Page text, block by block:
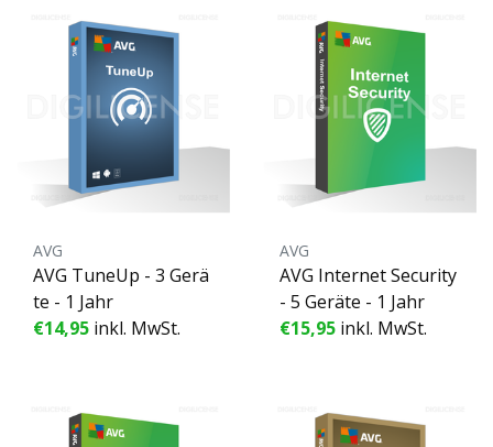
AVG
AVG TuneUp - 3 Gerä
te - 1 Jahr
€14,95 inkl. MwSt.
AVG
AVG Internet Security
- 5 Geräte - 1 Jahr
€15,95 inkl. MwSt.